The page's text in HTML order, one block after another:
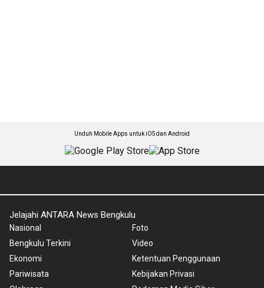
Unduh Mobile Apps untuk iOS dan Android
Jelajahi ANTARA News Bengkulu
Nasional
Bengkulu Terkini
Ekonomi
Pariwisata
Foto
Video
Ketentuan Penggunaan
Kebijakan Privasi